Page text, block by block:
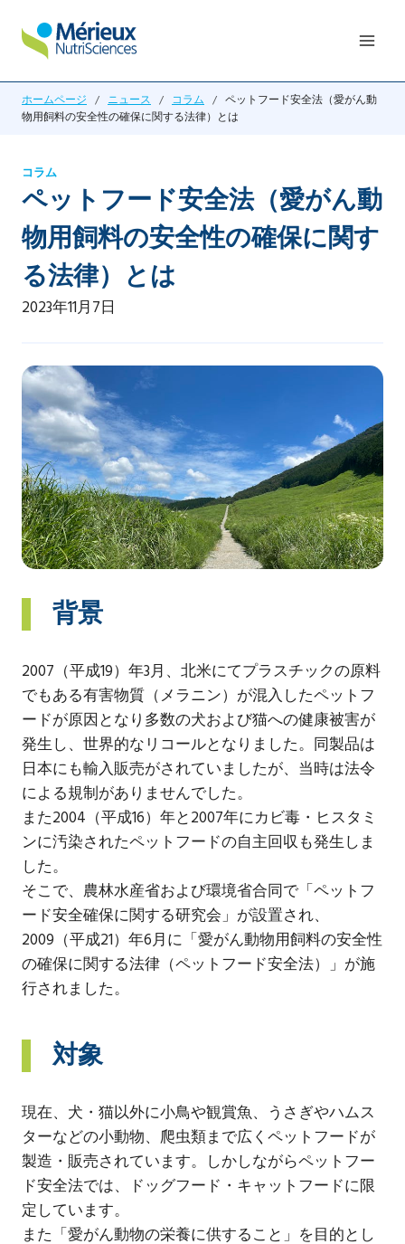
ス
ホームページ / ニュース / コラム / ペットフード安全法（愛がん動
物用飼料の安全性の確保に関する法律）とは
コラム
ペットフード安全法（愛がん動
物用飼料の安全性の確保に関す
る法律）とは
2023年11月7日
背景
2007（平成19）年3月、北米にてプラスチックの原料
でもある有害物質（メラニン）が混入したペットフ
ードが原因となり多数の犬および猫への健康被害が
発生し、世界的なリコールとなりました。同製品は
日本にも輸入販売がされていましたが、当時は法令
による規制がありませんでした。
また2004（平成16）年と2007年にカビ毒・ヒスタミ
ンに汚染されたペットフードの自主回収も発生しま
した。
そこで、農林水産省および環境省合同で「ペットフ
ード安全確保に関する研究会」が設置され、
2009（平成21）年6月に「愛がん動物用飼料の安全性
の確保に関する法律（ペットフード安全法）」が施
行されました。
対象
現在、犬・猫以外に小鳥や観賞魚、うさぎやハムス
ターなどの小動物、爬虫類まで広くペットフードが
製造・販売されています。しかしながらペットフー
ド安全法では、ドッグフード・キャットフードに限
定しています。
また「愛がん動物の栄養に供すること」を目的とし